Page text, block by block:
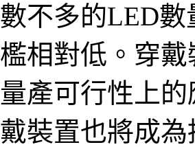
不多的LED
相對低。穿
產可行性上
裝置也將成